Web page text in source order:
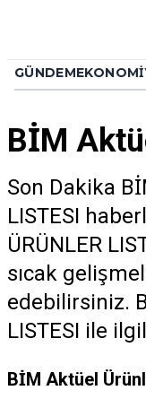
GÜNDEMEKONOMI
BİM
Son Dakika
LISTESI
ÜRÜNLER
sıcak
edebilirsiniz.
LISTESI ile
BİM Aktüel